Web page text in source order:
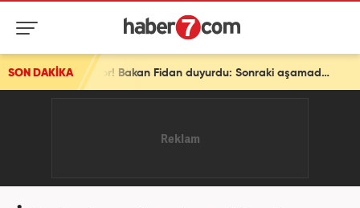
SON DAKİKA Son dakika: Ve bir ülke daha ittifaka katılıyor! Bakan Fidan duyurdu: Sonraki aşamada...